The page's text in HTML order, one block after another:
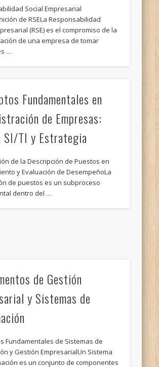
Social Empresarial
de RSELa Responsabilidad
(RSE) es el compromiso de la
de una empresa de tomar
…
Fundamentales en
de Empresas:
SI/TI y Estrategia
de la Descripción de Puestos en
y Evaluación de DesempeñoLa
de puestos es un subproceso
dentro del …
de Gestión
y Sistemas de
Fundamentales de Sistemas de
y Gestión EmpresarialUn Sistema
es un conjunto de componentes